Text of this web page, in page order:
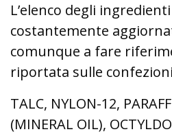
L’elenco degli
costantemente
comunque a fare
riportata sulle
TALC, NYLON-12,
(MINERAL OIL),